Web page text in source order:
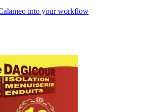
into your workflow